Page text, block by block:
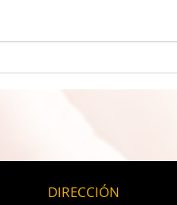
DIRECCIÓN